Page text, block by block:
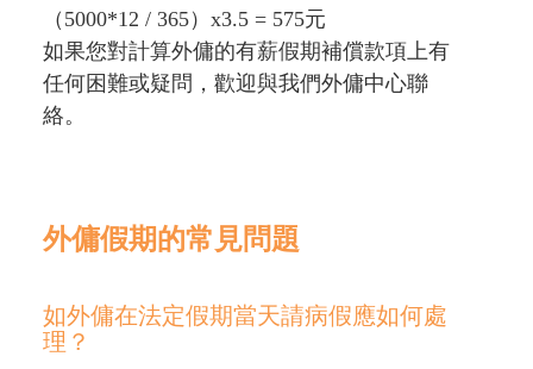
（5000*12 / 365）x3.5 = 575元
如果您對計算外傭的有薪假期補償款項上有
任何困難或疑問，歡迎與我們外傭中心聯
絡。
外傭假期的常見問題
如外傭在法定假期當天請病假應如何處
理？